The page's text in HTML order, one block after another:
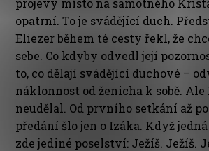
projevy místo na samotného
opatrní. To je svádějící duch.
Eliezer během té cesty řekl, že
sebe. Co kdyby odvedl její
to, co dělají svádějící duchové –
náklonnost od ženicha k sobě. Ale
neudělal. Od prvního setkání až
předání šlo jen o Izáka. Když
zde jediné poselství: Ježíš. Ježíš.